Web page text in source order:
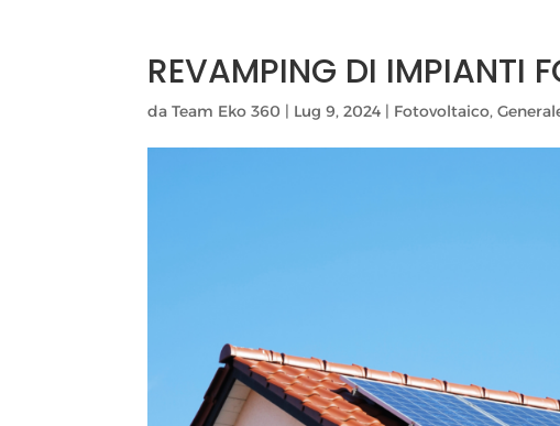
REVAMPING DI IMPIANTI
daTeam Eko 360 | Lug 9, 2024 | Fotovoltaico,